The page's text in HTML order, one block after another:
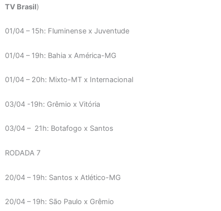
TV Brasil)
01/04 – 15h: Fluminense x Juventude
01/04 – 19h: Bahia x América-MG
01/04 – 20h: Mixto-MT x Internacional
03/04 -19h: Grêmio x Vitória
03/04 – 21h: Botafogo x Santos
RODADA 7
20/04 – 19h: Santos x Atlético-MG
20/04 – 19h: São Paulo x Grêmio